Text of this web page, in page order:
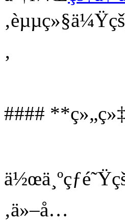
‚
####
‚ä»–å…